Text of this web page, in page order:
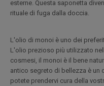
esterne. Questa saponetta
rituale di fuga dalla doccia.
L'olio di monoi è uno dei
L'olio prezioso più utilizzato
cosmesi, il monoi è il bene
antico segreto di bellezza è un
potete prendervi cura della